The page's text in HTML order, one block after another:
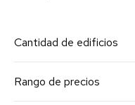
Cantidad de edificios
Rango de precios